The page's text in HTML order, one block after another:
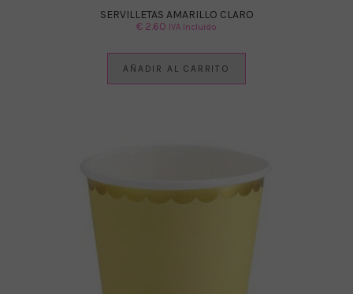
SERVILLETAS AMARILLO CLARO
€ 2.60 IVA Incluido
AÑADIR AL CARRITO